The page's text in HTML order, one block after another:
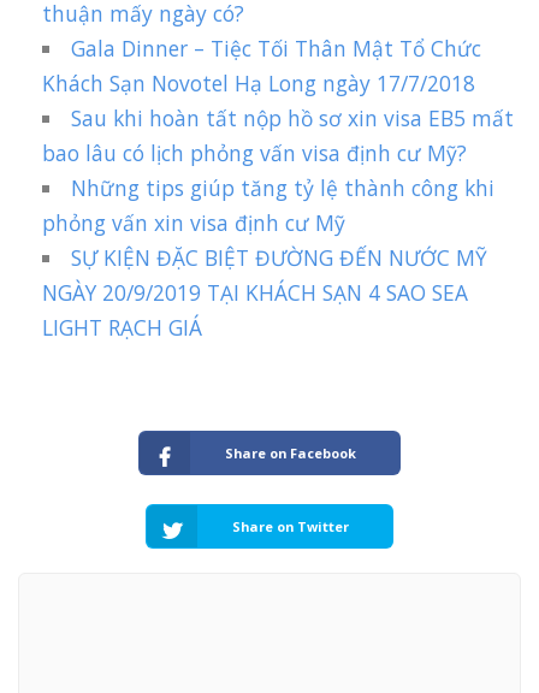
thuận mấy ngày có?
Gala Dinner – Tiệc Tối Thân Mật Tổ Chức
Khách Sạn Novotel Hạ Long ngày 17/7/2018
Sau khi hoàn tất nộp hồ sơ xin visa EB5 mất
bao lâu có lịch phỏng vấn visa định cư Mỹ?
Những tips giúp tăng tỷ lệ thành công khi
phỏng vấn xin visa định cư Mỹ
SỰ KIỆN ĐẶC BIỆT ĐƯỜNG ĐẾN NƯỚC MỸ
NGÀY 20/9/2019 TẠI KHÁCH SẠN 4 SAO SEA
LIGHT RẠCH GIÁ
Share on Facebook
Share on Twitter